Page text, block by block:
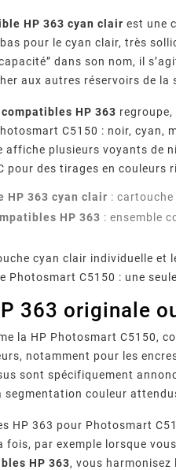
HP 363 cyan clair est une
pour le cyan clair, très
dans son nom, il
aux autres réservoirs de la
HP 363 regroupe,
C5150 : noir, cyan,
affiche plusieurs voyants de
pour des tirages en couleurs
HP 363 cyan clair :
HP 363 : ensemble
cyan clair individuelle et
Photosmart C5150 : une
363 originale
la HP Photosmart C5150,
notamment pour les
sont spécifiquement
segmentation couleur
HP 363 pour Photosmart
fois, par exemple lorsque
HP 363, vous harmonisez